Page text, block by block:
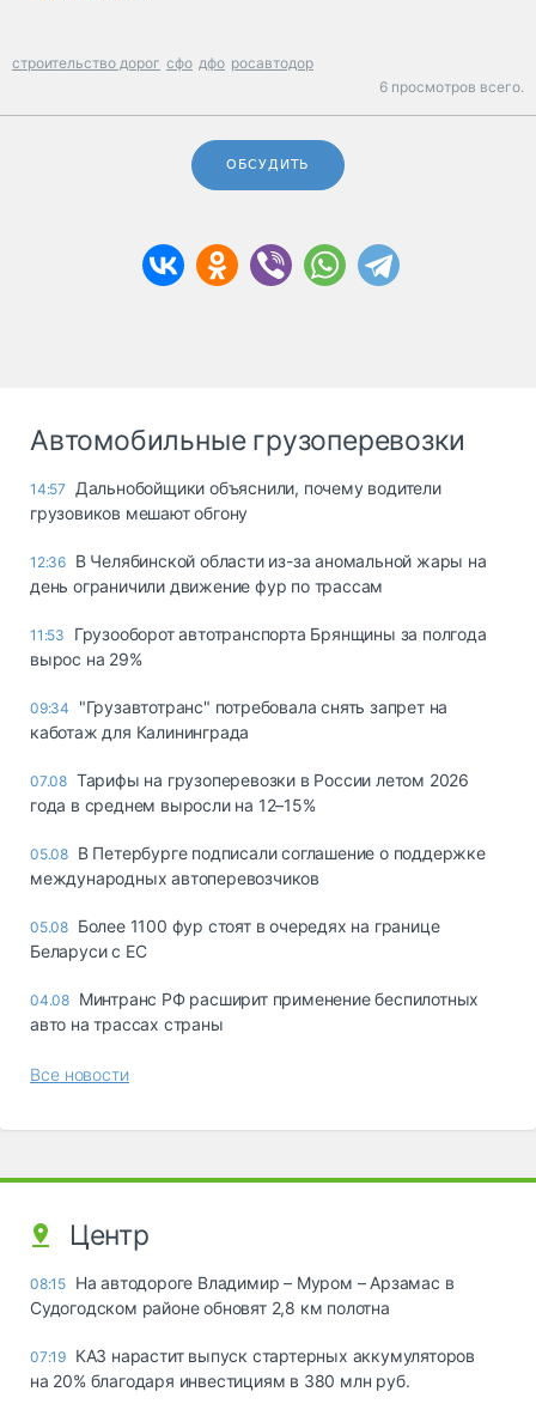
строительство дорог сфо дфо росавтодор
6 просмотров всего.
ОБСУДИТЬ
Автомобильные грузоперевозки
14:57
Дальнобойщики объяснили, почему водители
грузовиков мешают обгону
12:36 В Челябинской области из-за аномальной жары на
день ограничили движение фур по трассам
11:53
Грузооборот автотранспорта Брянщины за полгода
вырос на 29%
09:34
"Грузавтотранс" потребовала снять запрет на
каботаж для Калининграда
07.08 Тарифы на грузоперевозки в России летом 2026
года в среднем выросли на 12–15%
05.08 В Петербурге подписали соглашение о поддержке
международных автоперевозчиков
05.08 Более 1100 фур стоят в очередях на границе
Беларуси с ЕС
04.08 Минтранс РФ расширит применение беспилотных
авто на трассах страны
Все новости
Центр
08:15 На автодороге Владимир – Муром – Арзамас в
Судогодском районе обновят 2,8 км полотна
07:19 КАЗ нарастит выпуск стартерных аккумуляторов
на 20% благодаря инвестициям в 380 млн руб.